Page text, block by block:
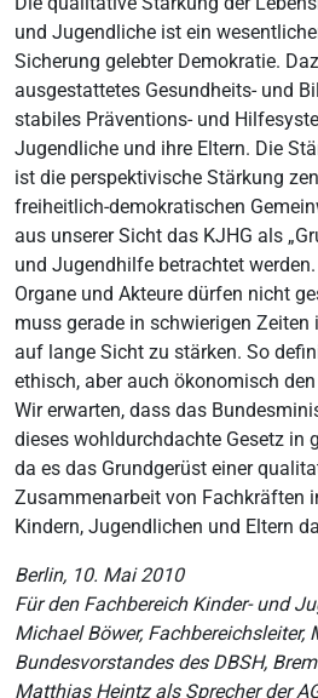
und Jugendliche ist ein
Sicherung gelebter Demokratie.
ausgestattetes Gesundheits- und
stabiles Präventions- und
Jugendliche und ihre Eltern. Die
ist die perspektivische Stärkung
freiheitlich-demokratischen
aus unserer Sicht das KJHG als
und Jugendhilfe betrachtet
Organe und Akteure dürfen nicht
muss gerade in schwierigen Zeiten
auf lange Sicht zu stärken. So
ethisch, aber auch ökonomisch
Wir erwarten, dass das
dieses wohldurchdachte Gesetz in
da es das Grundgerüst einer
Zusammenarbeit von Fachkräften
Kindern, Jugendlichen und Eltern
Berlin, 10. Mai 2010
Für den Fachbereich Kinder- und
Michael Böwer, Fachbereichsleiter,
Bundesvorstandes des DBSH,
Matthias Heintz als Sprecher der